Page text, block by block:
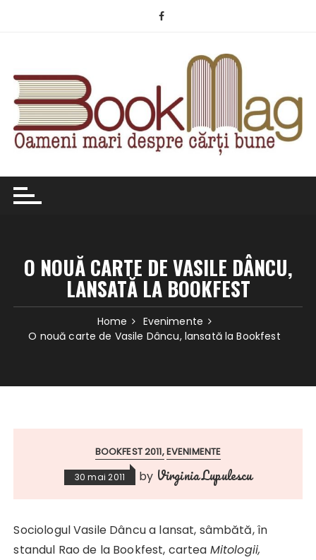
O NOUĂ CARTE DE VASILE DÂNCU,
LANSATĂ LA BOOKFEST
Home
Evenimente
O nouă carte de Vasile Dâncu, lansată la Bookfest
BOOKFEST 2011 EVENIMENTE
30 mai 2011 by Virginia Lupulescu
Sociologul Vasile Dâncu a lansat, sâmbătă, în
standul Rao de la Bookfest, cartea Mitologii,